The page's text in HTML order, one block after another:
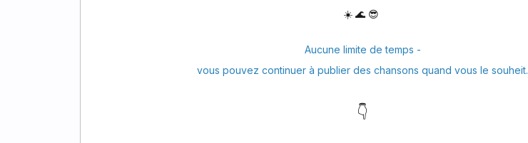
☀️ 🌊 😎
Aucune limite de temps -
vous pouvez continuer à publier des chansons quand vous le souheit.
👇